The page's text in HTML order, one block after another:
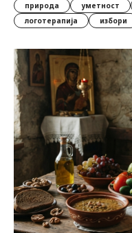
природа
уметност
логотерапија
избори